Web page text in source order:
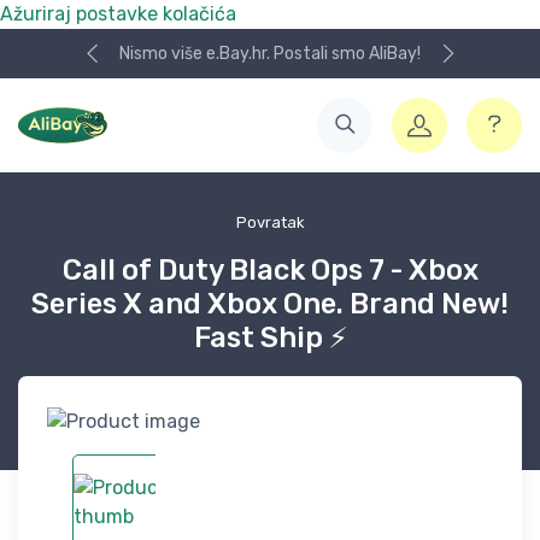
Ažuriraj postavke kolačića
Nismo više e.Bay.hr. Postali smo AliBay!
Povratak
Call of Duty Black Ops 7 - Xbox
Series X and Xbox One. Brand New!
Fast Ship ⚡️